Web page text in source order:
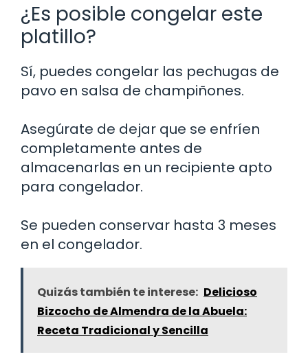
¿Es posible congelar este
platillo?
Sí, puedes congelar las pechugas de
pavo en salsa de champiñones.
Asegúrate de dejar que se enfríen
completamente antes de
almacenarlas en un recipiente apto
para congelador.
Se pueden conservar hasta 3 meses
en el congelador.
Quizás también te interese: Delicioso
Bizcocho de Almendra de la Abuela:
Receta Tradicional y Sencilla